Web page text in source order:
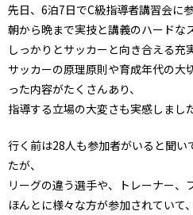
先日、6泊7日でC級指導者講習会に
朝から晩まで実技と講義のハードな
しっかりとサッカーと向き合える充
サッカーの原理原則や育成年代の大
った内容がたくさんあり、
指導する立場の大変さも実感しました
行く前は28人も参加者がいると聞い
たが、
リーグの違う選手や、トレーナー、
ほんとに様々な方が参加されていて